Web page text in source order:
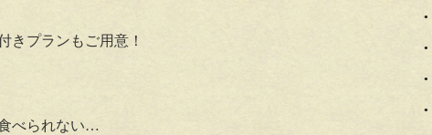
きプランもご用意！
べられない…